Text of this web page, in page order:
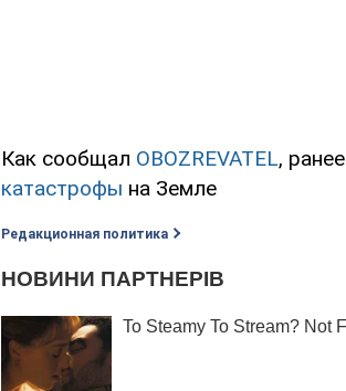
Как сообщал OBOZREVATEL, ранее
катастрофы на Земле
Редакционная политика